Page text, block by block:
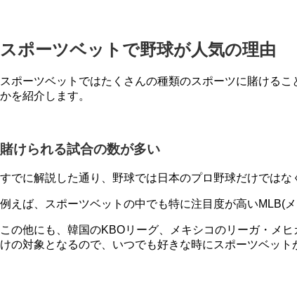
スポーツベットで野球が人気の理由
スポーツベットではたくさんの種類のスポーツに賭ける
かを紹介します。
賭けられる試合の数が多い
すでに解説した通り、野球では日本のプロ野球だけでは
例えば、スポーツベットの中でも特に注目度が高いMLB(
この他にも、韓国のKBOリーグ、メキシコのリーガ・メ
けの対象となるので、いつでも好きな時にスポーツベット